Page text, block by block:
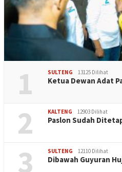
1 SULTENG 13125 Dilihat
Ketua Dewan Adat
2 KALTENG 12903 Dilihat
Paslon Sudah
3 SULTENG 12110 Dilihat
Dibawah Guyuran